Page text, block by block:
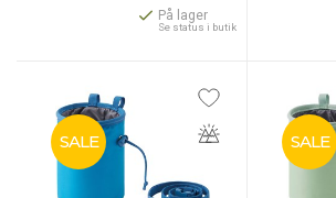
På lager
Se status i butik
SALE SALE